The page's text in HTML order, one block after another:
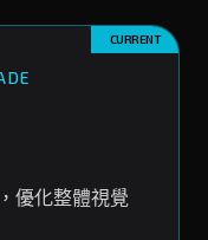
CURRENT
優化整體視覺